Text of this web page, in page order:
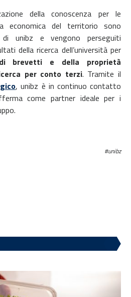
della conoscenza per le
economica del territorio sono
unibz e vengono perseguiti
della ricerca dell’università per
brevetti e della proprietà
per conto terzi. Tramite il
, unibz è in continuo contatto
come partner ideale per i
#unibz